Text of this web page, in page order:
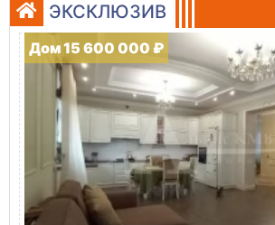
ЭКСКЛЮЗИВ
Дом 15 600 000 ₽